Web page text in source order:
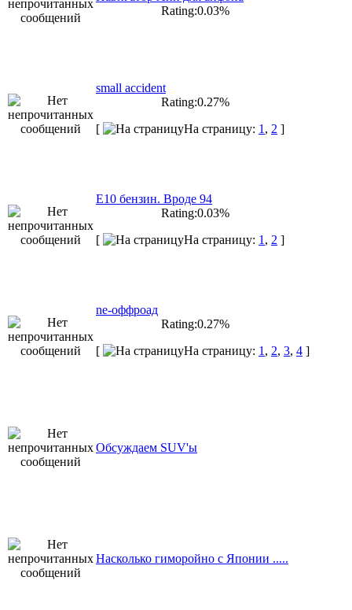
Rating:0.03%
small accident
Rating:0.27%
[
На страницу: 1 , 2 ]
E10 бензин. Вроде 94
Rating:0.03%
[
На страницу: 1 , 2 ]
ne-оффроад
Rating:0.27%
[
На страницу: 1 , 2, 3, 4 ]
Обсуждаем SUV'ы
Насколько гиморойно с Японии .....